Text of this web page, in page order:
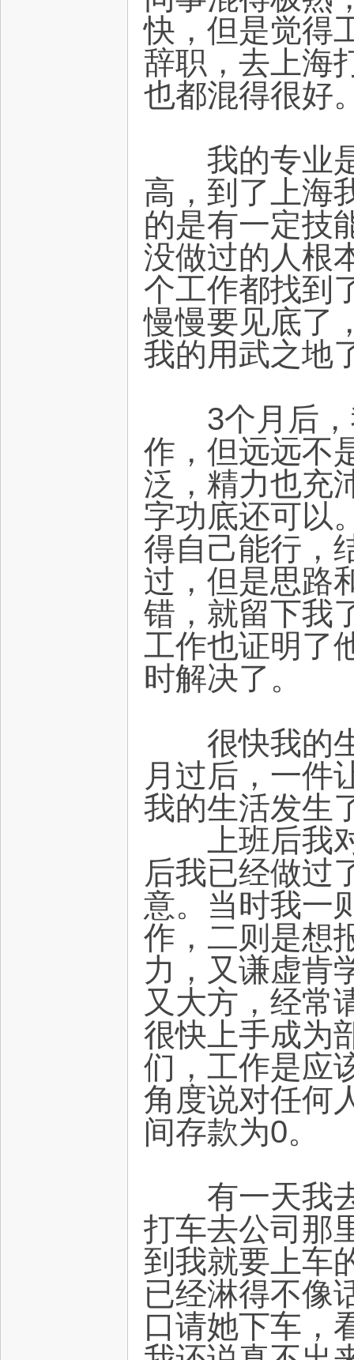
快，但是觉得
辞职，去上海
也都混得很好
我的专业是
高，到了上海
的是有一定技
没做过的人根
个工作都找到
慢慢要见底了
我的用武之地
3个月后，
作，但远远不
泛，精力也充
字功底还可以
得自己能行，
过，但是思路
错，就留下我
工作也证明了
时解决了。
很快我的生
月过后，一件
我的生活发生
上班后我对
后我已经做过
意。当时我一
作，二则是想
力，又谦虚肯
又大方，经常
很快上手成为
们，工作是应
角度说对任何
间存款为0。
有一天我去
打车去公司那
到我就要上车
已经淋得不像
口请她下车，